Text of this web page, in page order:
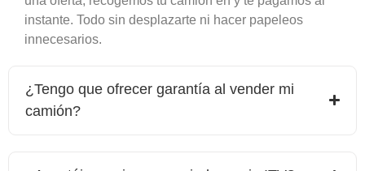
instante. Todo sin desplazarte ni hacer papeleos
innecesarios.
¿Tengo que ofrecer garantía al vender mi
camión?